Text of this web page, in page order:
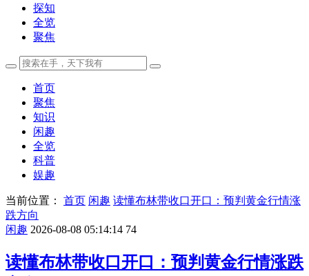
探知
全览
聚焦
首页
聚焦
知识
闲趣
全览
科普
娱趣
当前位置： 首页 闲趣 读懂布林带收口开口：预判黄金行情涨
跌方向
闲趣 2026-08-08 05:14:14 74
读懂布林带收口开口：预判黄金行情涨跌